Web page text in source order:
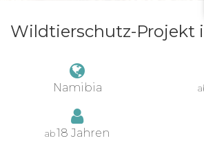
Wildtierschutz-Projekt
Namibia
ab18 Jahren